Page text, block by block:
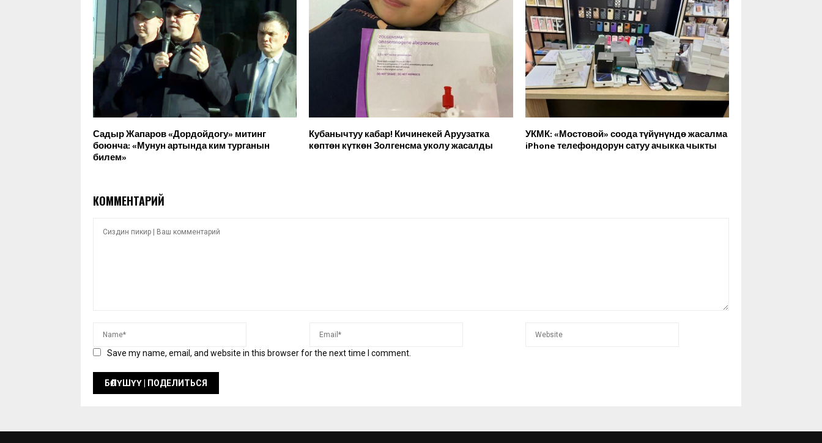
Садыр Жапаров «Дордойдогу» митинг
боюнча: «Мунун артында ким турганын
билем»
Кубанычтуу кабар! Кичинекей Аруузатка
көптөн күткөн Золгенсма уколу жасалды
УКМК: «Мостовой» соода түйүнүндө жасалма
iPhone телефондорун сатуу ачыкка чыкты
КОММЕНТАРИЙ
Save my name, email, and website in this browser for the next time I comment.